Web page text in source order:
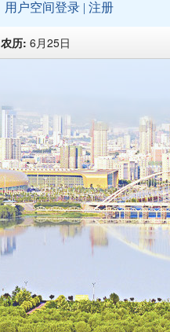
农历: 6月25日